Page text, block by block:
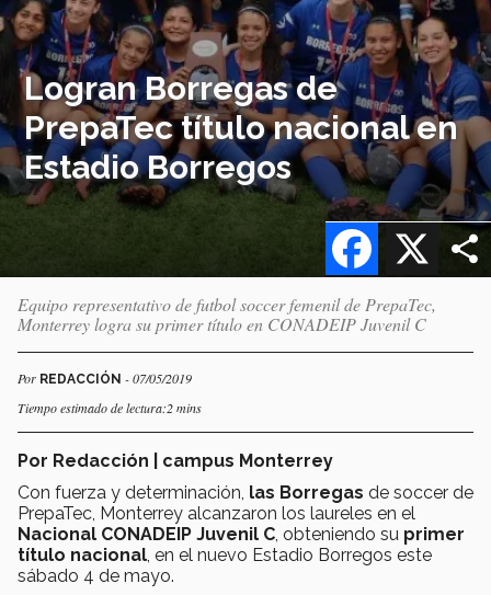
Logran Borregas de
PrepaTec título nacional en
Estadio Borregos
X
Facebook
Equipo representativo de futbol soccer femenil de PrepaTec,
Monterrey logra su primer título en CONADEIP Juvenil C
Por REDACCIÓN - 07/05/2019
Tiempo estimado de lectura:2 mins
Por Redacción | campus Monterrey
Con fuerza y determinación, las Borregas de soccer de
PrepaTec, Monterrey alcanzaron los laureles en el
Nacional CONADEIP Juvenil C , obteniendo su primer
título nacional , en el nuevo Estadio Borregos este
sábado 4 de mayo.